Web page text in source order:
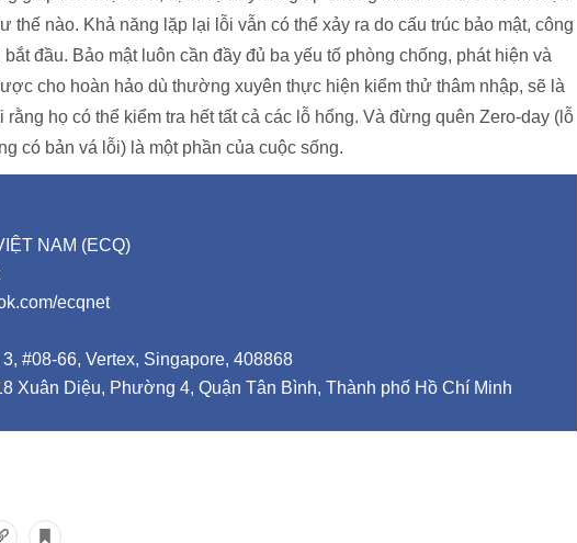
thế nào. Khả năng lặp lại lỗi vẫn có thể xảy ra do cấu trúc bảo mật, công
đầu. Bảo mật luôn cần đầy đủ ba yếu tố phòng chống, phát hiện và
cho hoàn hảo dù thường xuyên thực hiện kiểm thử thâm nhập, sẽ là
rằng họ có thể kiểm tra hết tất cả các lỗ hổng. Và đừng quên Zero-day (lỗ
có bản vá lỗi) là một phần của cuộc sống.
NAM (ECQ)
ecqnet
#08-66, Vertex, Singapore, 408868
Xuân Diệu, Phường 4, Quận Tân Bình, Thành phố Hồ Chí Minh